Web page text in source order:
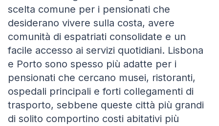
scelta comune per i pensionati che
desiderano vivere sulla costa, avere
comunità di espatriati consolidate e un
facile accesso ai servizi quotidiani. Lisbona
e Porto sono spesso più adatte per i
pensionati che cercano musei, ristoranti,
ospedali principali e forti collegamenti di
trasporto, sebbene queste città più grandi
di solito comportino costi abitativi più